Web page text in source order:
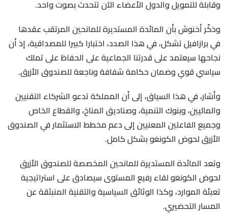
وقابلة للتمويل والدول الأعضاء الآن تتحدث بصوت واحد.
وذكّر أخنوش بأن المائدة المستديرة للمانحين المرتقب عقدها
في برازافيل تشكل، في هذا الصدد، اختبارا كبيرا للمصداقية، إذ أن
نجاحها سيعتمد على قدرتنا الجماعية على الحفاظ على تملك
سياسي قوي وضمان حكامة شفافة وناجعة للصندوق الأزرق.
وأشار، في هذا السياق، إلى أن المملكة تدعو الشركاء التقنيين
والماليين، وبنوك التنمية، وصناديق المناخ، والقطاع الخاص
وجميع الفاعلين المعنيين إلى دعم مخطط الاستثمار في الصندوق
الأزرق لحوض الكونغو بشكل كامل.
وتعد المائدة المستديرة للمانحين المخصصة للصندوق الأزرق
لحوض الكونغو لقاء رفيع المستوى سيصادق على استراتيجية
تعبئة الموارد، وكذا الوثائق السياسية والتقنية المنبثقة عن
المسار التحضيري.